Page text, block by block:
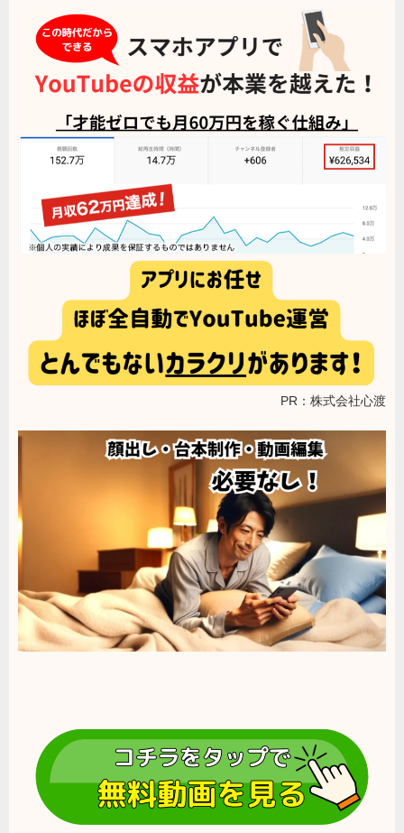
PR：株式会社心渡